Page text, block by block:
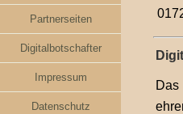
Partnerseiten
Digitalbotschafter
Impressum
Datenschutz
Das